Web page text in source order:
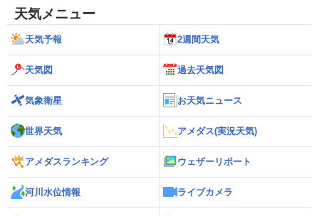
天気メニュー
天気予報 2週間天気
天気図 過去天気図
気象衛星 お天気ニュース
世界天気 アメダス(実況天気)
アメダスランキング ウェザーリポート
河川水位情報 ライブカメラ